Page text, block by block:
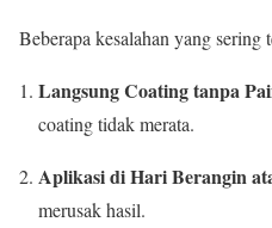
Beberapa kesalahan yang sering
Langsung Coating tanpa
coating tidak merata.
Aplikasi di Hari Berangin
merusak hasil.